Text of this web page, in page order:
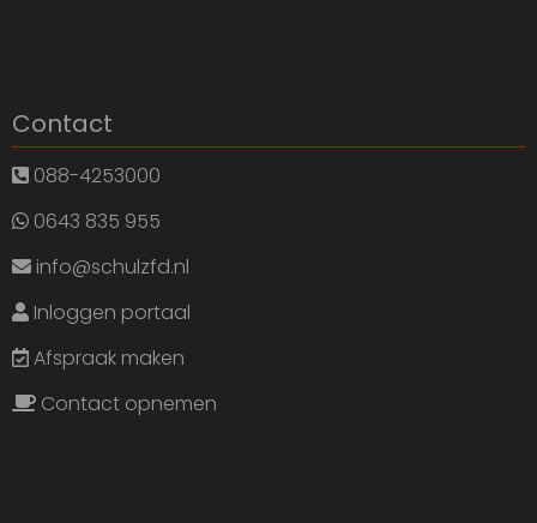
Contact
088-4253000
0643 835 955
info@schulzfd.nl
Inloggen portaal
Afspraak maken
Contact opnemen